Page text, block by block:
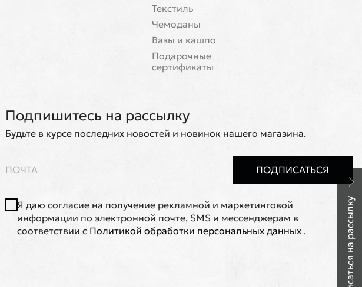
Текстиль
Чемоданы
Вазы и кашпо
Подарочные
сертификаты
Подпишитесь на рассылку
Будьте в курсе последних новостей и новинок нашего магазина.
ПОДПИСАТЬСЯ
Я даю согласие на получение рекламной и маркетинговой
информации по электронной почте, SMS и мессенджерам в
соответствии с Политикой обработки персональных данных . Подписаться на рассылку